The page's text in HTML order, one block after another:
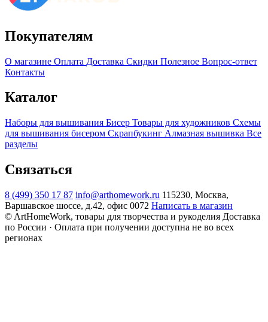
Покупателям
О магазине Оплата Доставка Скидки Полезное Вопрос-ответ
Контакты
Каталог
Наборы для вышивания Бисер Товары для художников Схемы
для вышивания бисером Скрапбукинг Алмазная вышивка Все
разделы
Связаться
8 (499) 350 17 87 info@arthomework.ru 115230, Москва,
Варшавское шоссе, д.42, офис 0072 Написать в магазин
© ArtHomeWork, товары для творчества и рукоделия Доставка
по России · Оплата при получении доступна не во всех
регионах